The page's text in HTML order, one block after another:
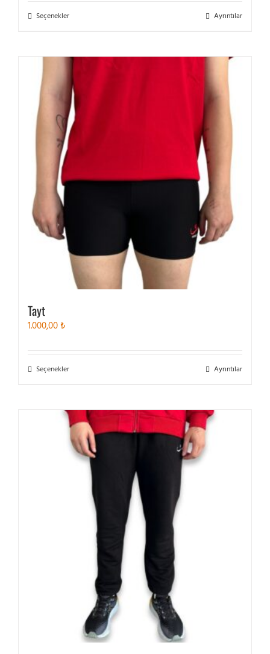
SeçeneklerBu
fazla
varyasyonu
var.
Seçenekler
ürün
sayfasından
seçilebilir
Ayrıntılar
Tayt
1.000,00 ₺
SeçeneklerBu
fazla
varyasyonu
var.
Seçenekler
ürün
sayfasından
seçilebilir
Ayrıntılar